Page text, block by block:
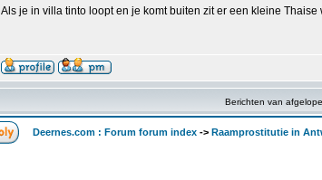
Als je in villa tinto loopt en je komt buiten zit er een kleine
Berichten van
Deernes.com : Forum forum index -> Raamprostitutie in